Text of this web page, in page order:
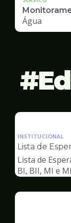
Água
INSTITUCIONAL
Lista de
Lista de
BI, BII, MI e